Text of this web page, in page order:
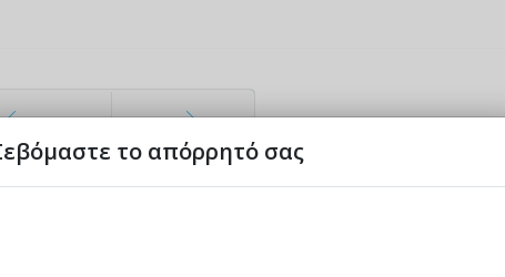
Επόμενο
το απόρρητό σας